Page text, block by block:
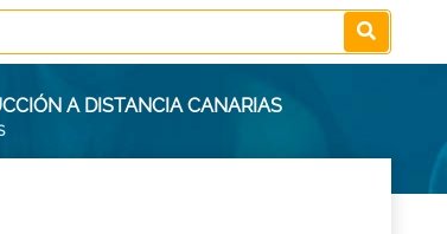
A DISTANCIA CANARIAS